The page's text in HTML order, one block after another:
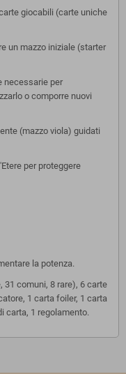
giocabili (carte uniche
un mazzo iniziale (starter
necessarie per
o comporre nuovi
(mazzo viola) guidati
per proteggere
la potenza.
31 comuni, 8 rare), 6 carte
1 carta foiler, 1 carta
carta, 1 regolamento.